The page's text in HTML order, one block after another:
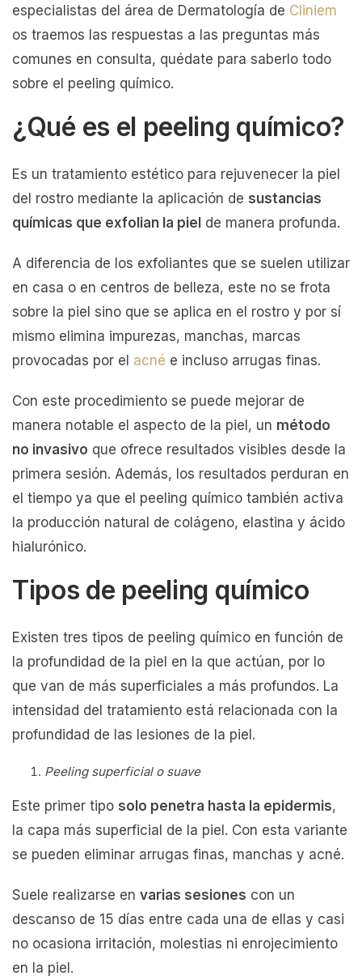
especialistas del área de Dermatología de Cliniem
os traemos las respuestas a las preguntas más
comunes en consulta, quédate para saberlo todo
sobre el peeling químico.
¿Qué es el peeling químico?
Es un tratamiento estético para rejuvenecer la piel
del rostro mediante la aplicación de sustancias
químicas que exfolian la piel de manera profunda.
A diferencia de los exfoliantes que se suelen utilizar
en casa o en centros de belleza, este no se frota
sobre la piel sino que se aplica en el rostro y por sí
mismo elimina impurezas, manchas, marcas
provocadas por el acné e incluso arrugas finas.
Con este procedimiento se puede mejorar de
manera notable el aspecto de la piel, un método
no invasivo que ofrece resultados visibles desde la
primera sesión. Además, los resultados perduran en
el tiempo ya que el peeling químico también activa
la producción natural de colágeno, elastina y ácido
hialurónico.
Tipos de peeling químico
Existen tres tipos de peeling químico en función de
la profundidad de la piel en la que actúan, por lo
que van de más superficiales a más profundos. La
intensidad del tratamiento está relacionada con la
profundidad de las lesiones de la piel.
Peeling superficial o suave
Este primer tipo solo penetra hasta la epidermis,
la capa más superficial de la piel. Con esta variante
se pueden eliminar arrugas finas, manchas y acné.
Suele realizarse en varias sesiones con un
descanso de 15 días entre cada una de ellas y casi
no ocasiona irritación, molestias ni enrojecimiento
en la piel.